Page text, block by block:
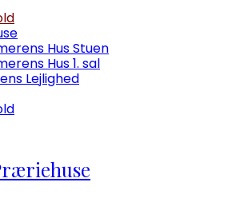
Hus Stuen
Hus 1. sal
Lejlighed